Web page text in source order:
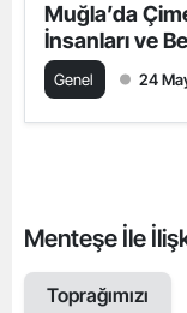
Muğla’da
İnsanları ve
Genel 24
Menteşe İle
Toprağımızı